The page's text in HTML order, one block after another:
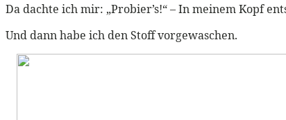
Da dachte ich mir: „Probier’s!“ – In meinem Kopf
Und dann habe ich den Stoff vorgewaschen.